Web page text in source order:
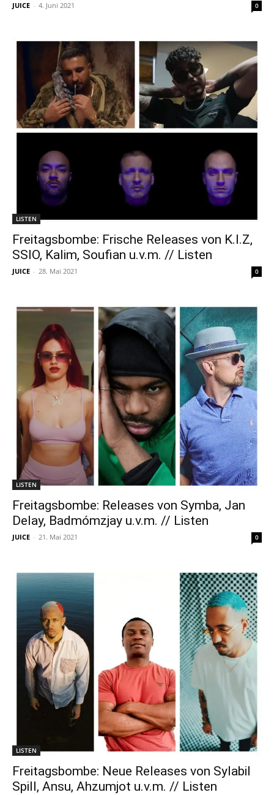
JUICE - 4. Juni 2021 0
LISTEN
Freitagsbombe: Frische Releases von K.I.Z,
SSIO, Kalim, Soufian u.v.m. // Listen
JUICE - 28. Mai 2021 0
LISTEN
Freitagsbombe: Releases von Symba, Jan
Delay, Badmómzjay u.v.m. // Listen
JUICE - 21. Mai 2021 0
LISTEN
Freitagsbombe: Neue Releases von Sylabil
Spill, Ansu, Ahzumjot u.v.m. // Listen